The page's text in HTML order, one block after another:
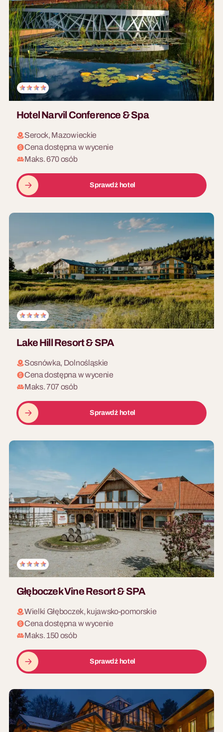
30 - 250 osób
WONDERLAND
Immersyjne widowisko z
magią i iluzją. Spektakularny
program wieczorny.
Szalona impreza w klimacie
lat 20. Elegancki program na
wyjazd lub galę.
Olimpiada Jump & Run
Dmuchane konstrukcje i
rywalizacja w stylu Ninja
Warrior. Adrenalina.
10 - 400 osób
Warsztaty Kulinarne
Wspólne gotowanie
zakończone kolacją z
własnoręcznie
przygotowanych dań.
Warsztaty Barmańskie
Nauka miksologii i konkurs
Master Barman. Tematyczny
wieczór dla zespołu.
Art & Wine
Malowanie przy winie z
instruktorem. Relaksujące
popołudnie przed galą.
5 - 400 osób
Warsztaty z Sommelierem
Ekskluzywna degustacja wina
wieczorny networking.
Zespół maluje wspólny wielki
obraz. Metafora współpracy,
która zdobi biuro.
Hotel Narvil Conference & Spa
Serock, Mazowieckie
Cena dostępna w wycenie
Maks. 670 osób
Sprawdź hotel
Lake Hill Resort & SPA
Sosnówka, Dolnośląskie
Cena dostępna w wycenie
Maks. 707 osób
Sprawdź hotel
Głęboczek Vine Resort & SPA
Wielki Głęboczek, kujawsko-pomorskie
Cena dostępna w wycenie
Maks. 150 osób
Sprawdź hotel